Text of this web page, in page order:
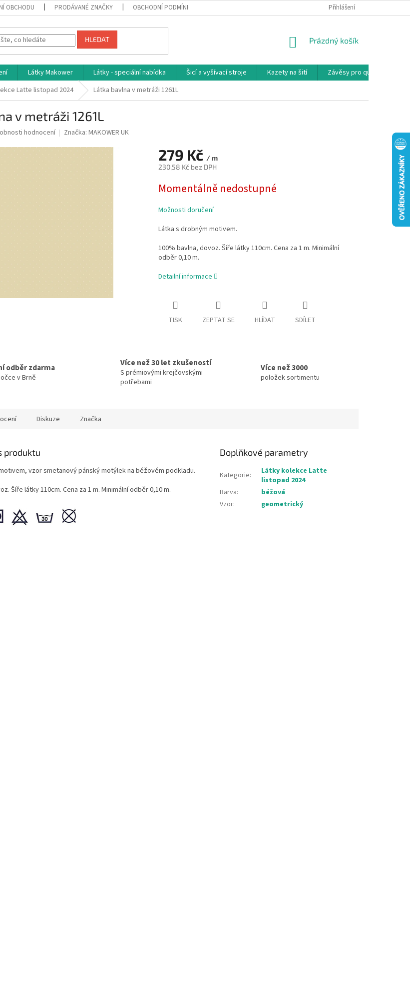
OBCHODU PRODÁVANÉ ZNAČKY OBCHODNÍ PODMÍNKY REKLAMAČNÍ PODMÍNKY
Přihlášení
HLEDAT
NÁKUPNÍ
Prázdný košík
Látky Makower Látky - speciální nabídka Šicí a vyšívací stroje Kazety na šití Závěsy pro quilty
Latte listopad 2024 Látka bavlna v metráži 1261L
v metráži 1261L
hodnocení Značka: MAKOWER UK
279 Kč / m
230,58 Kč bez DPH
cena:
Momentálně nedostupné
Možnosti doručení
Látka s drobným motivem.
100% bavlna, dovoz. Šíře látky 110cm. Cena za 1 m. Minimální
odběr 0,10 m.
Detailní informace
TISK ZEPTAT SE HLÍDAT SDÍLET
odběr zdarma
v Brně
Více než 30 let zkušeností
S prémiovými krejčovskými
potřebami
Více než 3000
položek sortimentu
Diskuze Značka
produktu
vzor smetanový pánský motýlek na béžovém podkladu.
Šíře látky 110cm. Cena za 1 m. Minimální odběr 0,10 m.
Doplňkové parametry
Kategorie:
Látky kolekce Latte
listopad 2024
Barva:
béžová
Vzor: geometrický